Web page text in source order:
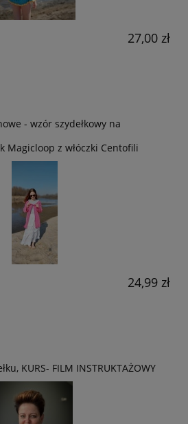
27,00 zł
- wzór szydełkowy na
Magicloop z włóczki Centofili
24,99 zł
KURS- FILM INSTRUKTAŻOWY